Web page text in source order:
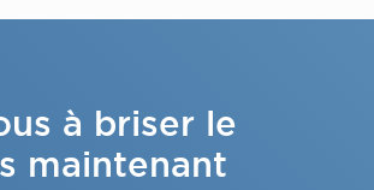
à briser le
maintenant